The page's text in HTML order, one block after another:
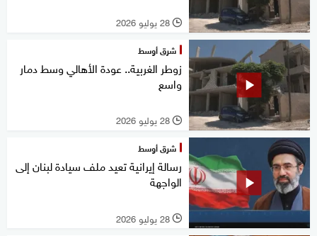
l 28 يوليو 2026
شرق أوسط
زوطر الغربية.. عودة الأهالي وسط دمار
واسع
l 28 يوليو 2026
شرق أوسط
رسالة إيرانية تعيد ملف سيادة لبنان إلى
الواجهة
l 28 يوليو 2026